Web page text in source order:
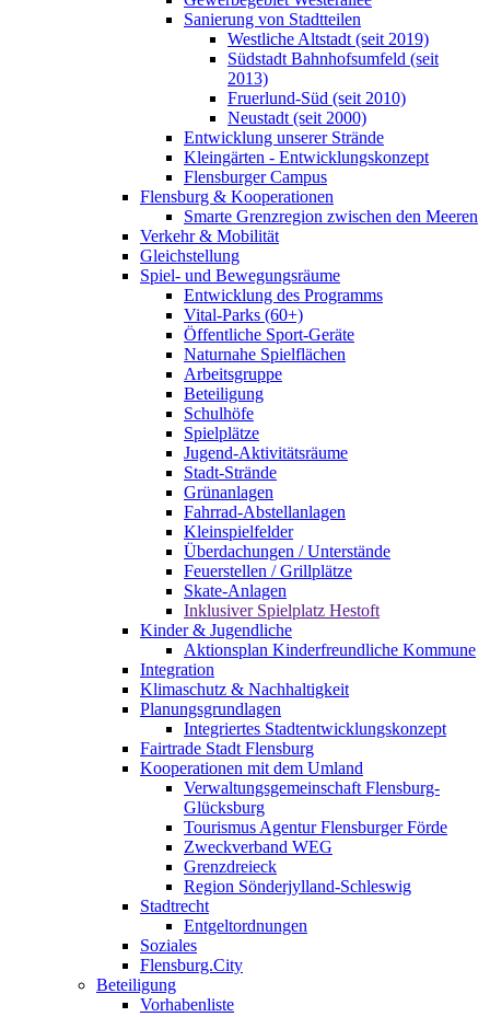
Sanierung von Stadtteilen
Westliche Altstadt (seit 2019)
Südstadt Bahnhofsumfeld (seit
2013)
Fruerlund-Süd (seit 2010)
Neustadt (seit 2000)
Entwicklung unserer Strände
Kleingärten - Entwicklungskonzept
Flensburger Campus
Flensburg & Kooperationen
Smarte Grenzregion zwischen den Meeren
Verkehr & Mobilität
Gleichstellung
Spiel- und Bewegungsräume
Entwicklung des Programms
Vital-Parks (60+)
Öffentliche Sport-Geräte
Naturnahe Spielflächen
Arbeitsgruppe
Beteiligung
Schulhöfe
Spielplätze
Jugend-Aktivitätsräume
Stadt-Strände
Grünanlagen
Fahrrad-Abstellanlagen
Kleinspielfelder
Überdachungen / Unterstände
Feuerstellen / Grillplätze
Skate-Anlagen
Inklusiver Spielplatz Hestoft
Kinder & Jugendliche
Aktionsplan Kinderfreundliche Kommune
Integration
Klimaschutz & Nachhaltigkeit
Planungsgrundlagen
Integriertes Stadtentwicklungskonzept
Fairtrade Stadt Flensburg
Kooperationen mit dem Umland
Verwaltungsgemeinschaft Flensburg-
Glücksburg
Tourismus Agentur Flensburger Förde
Zweckverband WEG
Grenzdreieck
Region Sönderjylland-Schleswig
Stadtrecht
Entgeltordnungen
Soziales
Flensburg.City
Beteiligung
Vorhabenliste